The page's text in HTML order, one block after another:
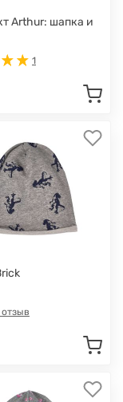
Arthur: шапка и
1